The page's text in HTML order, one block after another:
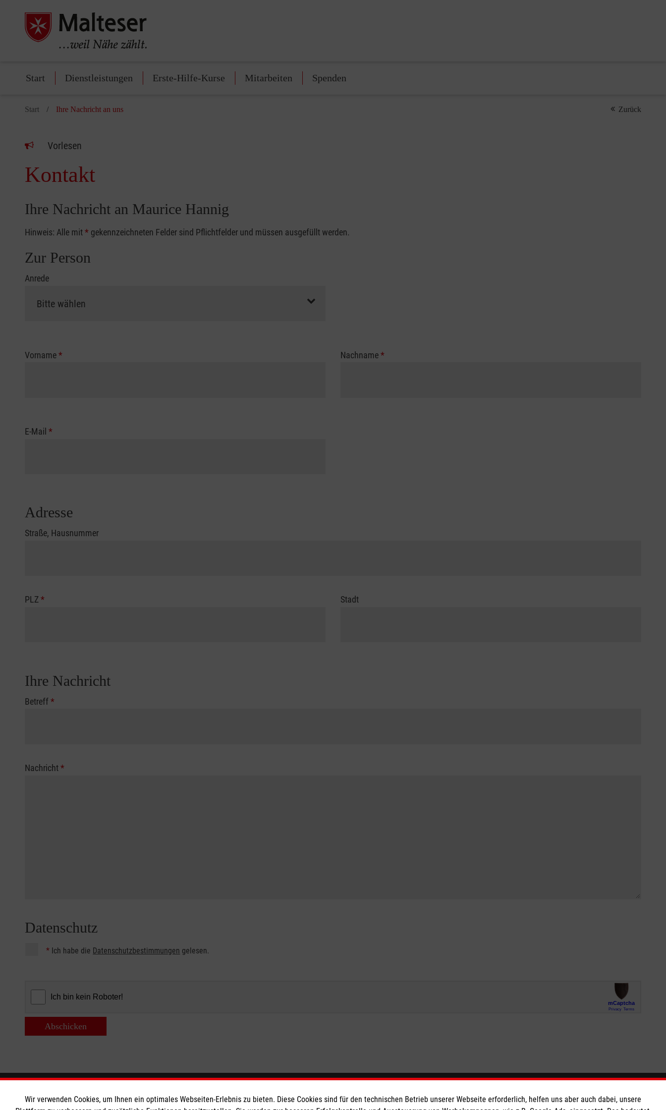
Start Dienstleistungen Erste-Hilfe-Kurse Mitarbeiten Spenden
Start Ihre Nachricht an uns Zurück
Vorlesen
Kontakt
Ihre Nachricht an Maurice Hannig
Hinweis: Alle mit* gekennzeichneten Felder sind Pflichtfelder und müssen ausgefüllt werden.
Zur Person
Anrede
Vorname* Nachname*
E-Mail *
Adresse
Straße, Hausnummer
PLZ* Stadt
Ihre Nachricht
Betreff*
Nachricht*
Datenschutz
* Ich habe die Datenschutzbestimmungen gelesen.
Abschicken
Informationen Die Malteser Spendenkonto So finden Sie uns
Wir verwenden Cookies, um Ihnen ein optimales Webseiten-Erlebnis zu bieten. Diese Cookies sind für den technischen Betrieb unserer Webseite erforderlich, helfen uns aber auch dabei, unsere